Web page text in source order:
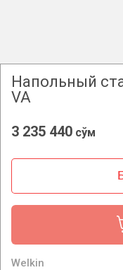
Напольный
VA
3 235 440 сўм
Welkin